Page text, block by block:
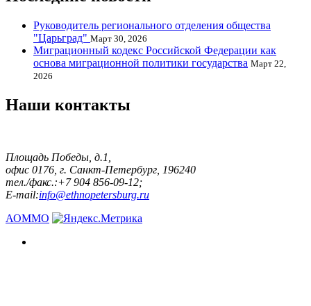
Руководитель регионального отделения общества
"Царьград" Март 30, 2026
Миграционный кодекс Российской Федерации как
основа миграционной политики государства Март 22,
2026
Наши контакты
Площадь Победы, д.1,
офис 0176, г. Санкт-Петербург, 196240
тел./факс.:+7 904 856-09-12;
E-mail:info@ethnopetersburg.ru
АОММО